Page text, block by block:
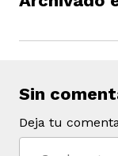
Sin
Deja tu
del Cesar
Ana